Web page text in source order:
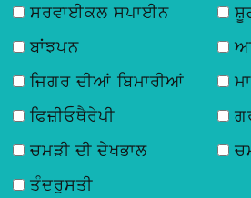
ਸਰਵਾਈਕਲ ਸਪਾਈਨ
ਬਾਂਝਪਨ
ਜਿਗਰ ਦੀਆਂ ਬਿਮਾਰੀਆਂ
ਫਿਜ਼ੀਓਥੈਰੇਪੀ
ਚਮੜੀ ਦੀ ਦੇਖਭਾਲ
ਤੰਦਰੁਸਤੀ